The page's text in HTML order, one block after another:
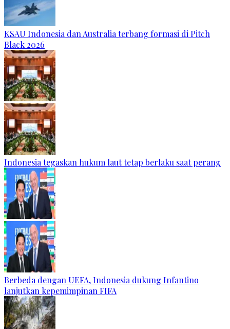
KSAU Indonesia dan Australia terbang formasi di Pitch
Black 2026
Indonesia tegaskan hukum laut tetap berlaku saat perang
Berbeda dengan UEFA, Indonesia dukung Infantino
lanjutkan kepemimpinan FIFA